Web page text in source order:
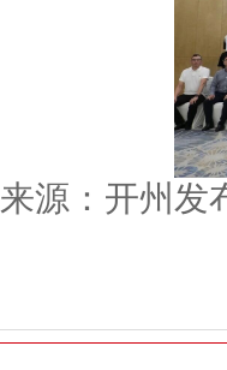
来源：开州发